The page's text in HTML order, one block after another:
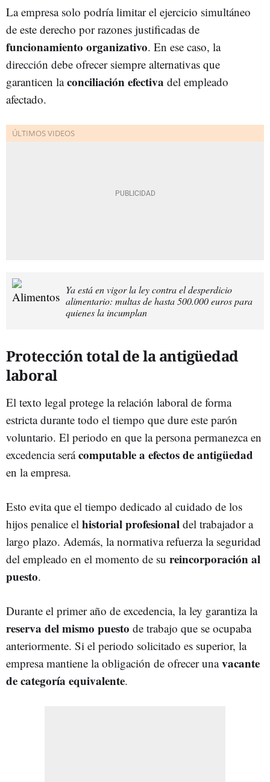
La empresa solo podría limitar el ejercicio simultáneo
de este derecho por razones justificadas de
funcionamiento organizativo. En ese caso, la
dirección debe ofrecer siempre alternativas que
garanticen laconciliación efectiva del empleado
afectado.
Ya está en vigor la ley contra el desperdicio
alimentario: multas de hasta 500.000 euros para
quienes la incumplan
Protección total de la antigüedad
laboral
El texto legal protege la relación laboral de forma
estricta durante todo el tiempo que dure este parón
voluntario. El periodo en que la persona permanezca en
excedencia serácomputable a efectos de antigüedad
en la empresa.
Esto evita que el tiempo dedicado al cuidado de los
hijos penalice el historial profesional del trabajador a
largo plazo. Además, la normativa refuerza la seguridad
del empleado en el momento de su reincorporación al
puesto.
Durante el primer año de excedencia, la ley garantiza la
reserva del mismo puesto de trabajo que se ocupaba
anteriormente. Si el periodo solicitado es superior, la
empresa mantiene la obligación de ofrecer unavacante
de categoría equivalente.